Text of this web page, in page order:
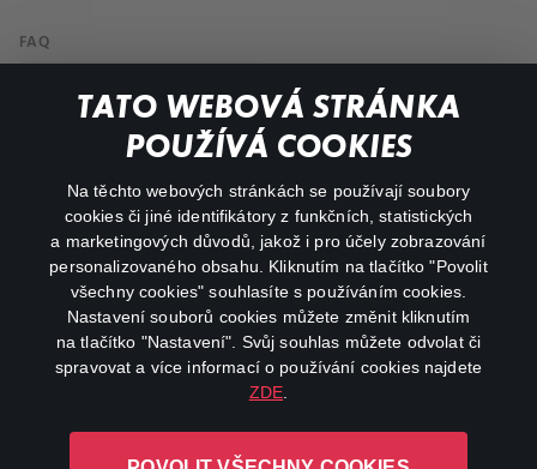
TATO WEBOVÁ STRÁNKA
POUŽÍVÁ COOKIES
Na těchto webových stránkách se používají soubory
cookies či jiné identifikátory z funkčních, statistických
a marketingových důvodů, jakož i pro účely zobrazování
personalizovaného obsahu. Kliknutím na tlačítko "Povolit
všechny cookies" souhlasíte s používáním cookies.
Nastavení souborů cookies můžete změnit kliknutím
na tlačítko "Nastavení". Svůj souhlas můžete odvolat či
spravovat a více informací o používání cookies najdete
ZDE
FAQ
My profile
facebookinstagram
youtube